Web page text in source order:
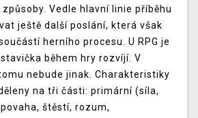
Vedle hlavní linie příběhu
ještě další poslání, která však
herního procesu. U RPG je
během hry rozvíjí. V
nebude jinak. Charakteristiky
na tři části: primární (síla,
štěstí, rozum,